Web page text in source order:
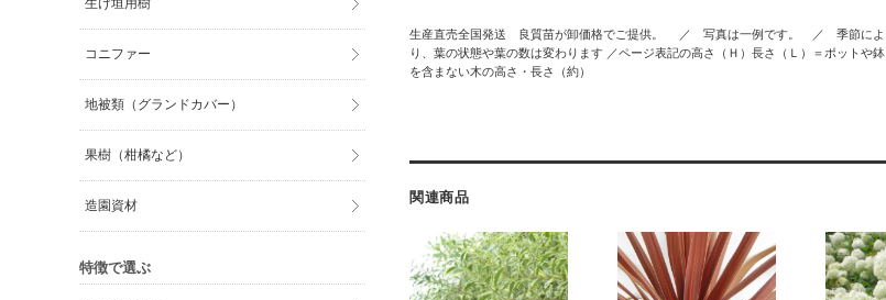
生産直売全国発送 良質苗が卸価格でご提供。 ／ 写真は一例です。 ／ 季節によ
り、葉の状態や葉の数は変わります ／ページ表記の高さ（Ｈ）長さ（Ｌ）＝ポットや鉢
を含まない木の高さ・長さ（約）
関連商品
生け垣用樹
コニファー
地被類（グランドカバー）
果樹（柑橘など）
造園資材
特徴で選ぶ